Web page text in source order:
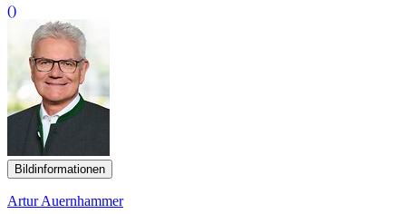
()
Bildinformationen
Artur Auernhammer